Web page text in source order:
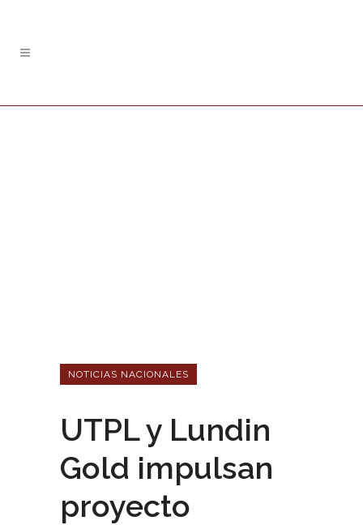
NOTICIAS NACIONALES
UTPL y Lundin
Gold impulsan
proyecto